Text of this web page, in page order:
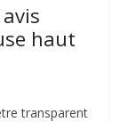
haut
transparent